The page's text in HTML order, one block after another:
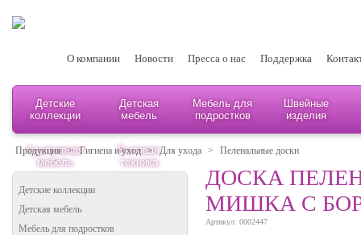
О компании Новости Пресса о нас Поддержка
Детские
коллекции
Детская
мебель
Мебель для
подростков
Швейные
изделия
Адаптивная
мебель
Бытовая
техника
Продукция > Гигиена и уход > Для ухода > Пеленальные доски
Детские коллекции
Детская мебель
Мебель для подростков
ДОСКА
МИШКА С
Артикул: 0002447